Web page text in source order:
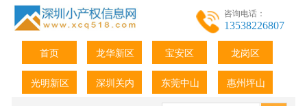
咨询电话：
13538226807
首页 龙华新区 宝安区 龙岗区
光明新区 深圳关内 东莞中山 惠州坪山